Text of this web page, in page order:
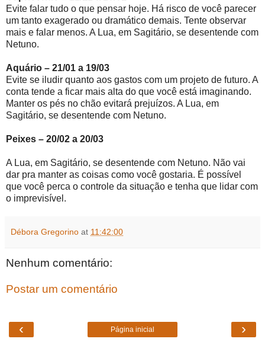
Evite falar tudo o que pensar hoje. Há risco de você parecer
um tanto exagerado ou dramático demais. Tente observar
mais e falar menos. A Lua, em Sagitário, se desentende com
Netuno.
Aquário – 21/01 a 19/03
Evite se iludir quanto aos gastos com um projeto de futuro. A
conta tende a ficar mais alta do que você está imaginando.
Manter os pés no chão evitará prejuízos. A Lua, em
Sagitário, se desentende com Netuno.
Peixes – 20/02 a 20/03
A Lua, em Sagitário, se desentende com Netuno. Não vai
dar pra manter as coisas como você gostaria. É possível
que você perca o controle da situação e tenha que lidar com
o imprevisível.
Débora Gregorino at 11:42:00
Nenhum comentário:
Postar um comentário
‹ ›
Página inicial